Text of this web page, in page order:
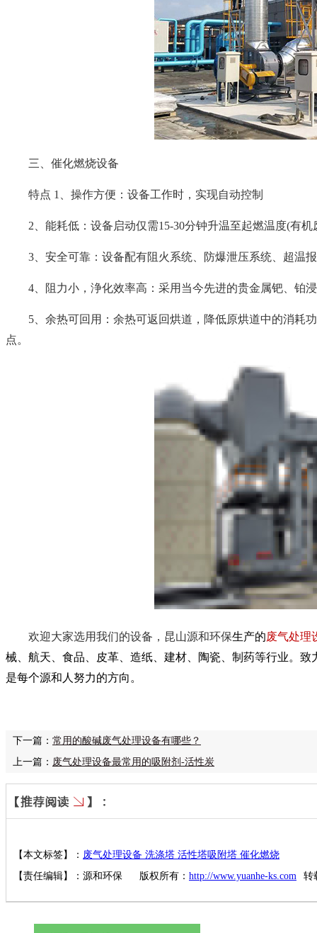
三、催化燃烧设备
特点 1、操作方便：设备工作时，实现自动控制
2、能耗低：设备启动仅需15-30分钟升温至起燃温度(有
3、安全可靠：设备配有阻火系统、防爆泄压系统、超温
4、阻力小，浄化效率高：采用当今先进的贵金属钯、铂
5、余热可回用：余热可返回烘道，降低原烘道中的消耗
点。
欢迎大家选用我们的设备，昆山源和环保生产的废气处理
械、航天、食品、皮革、造纸、建材、陶瓷、制药等行业。
是每个源和人努力的方向 。
下一篇： 常用的酸碱废气处理设备有哪些？
上一篇： 废气处理设备最常用的吸附剂-活性炭
【本文标签】： 废气处理设备 洗涤塔 活性塔吸附塔 催化燃烧
【责任编辑】： 源和环保 版权所有： http://www.yuanhe-ks.com 转